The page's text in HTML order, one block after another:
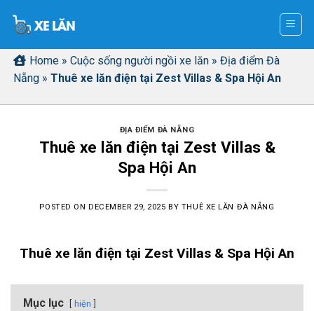
Home » Cuộc sống người ngồi xe lăn » Địa điểm Đà
Nẵng » Thuê xe lăn điện tại Zest Villas & Spa Hội An
ĐỊA ĐIỂM ĐÀ NẴNG
Thuê xe lăn điện tại Zest Villas &
Spa Hội An
POSTED ON DECEMBER 29, 2025 BY THUÊ XE LĂN ĐÀ NẴNG
Thuê xe lăn điện tại Zest Villas & Spa Hội An
Mục lục hiện